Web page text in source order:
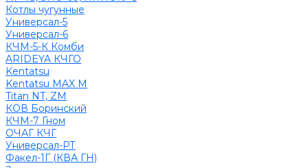
Котлы чугунные
Универсал-5
Универсал-6
КЧМ-5-К Комби
ARIDEYA КЧГО
Kentatsu
Kentatsu MAX M
Titan NT, ZM
КОВ Боринский
КЧМ-7 Гном
ОЧАГ КЧГ
Универсал-РТ
Факел-1Г (КВА ГН)